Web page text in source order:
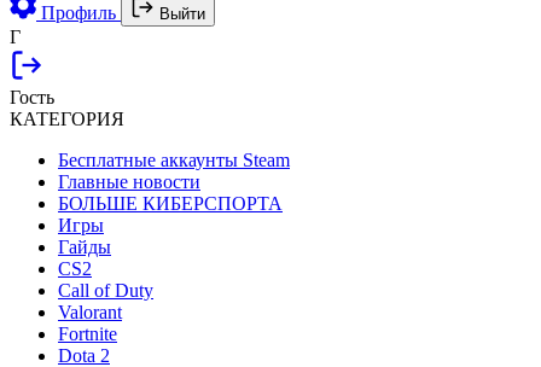
Профиль Выйти
Г
Гость
КАТЕГОРИЯ
Бесплатные аккаунты Steam
Главные новости
БОЛЬШЕ КИБЕРСПОРТА
Игры
Гайды
CS2
Call of Duty
Valorant
Fortnite
Dota 2